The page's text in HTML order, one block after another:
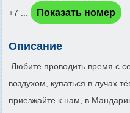
+7 ...
Показать номер
Описание
Любите проводить время с
воздухом, купаться в лучах
приезжайте к нам, в